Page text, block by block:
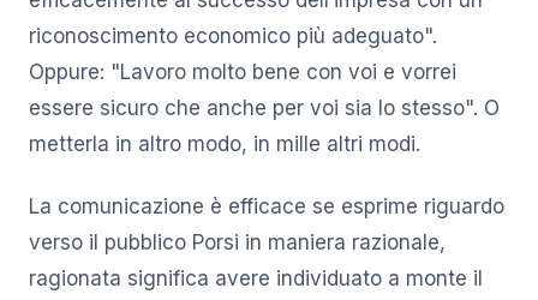
riconoscimento economico più adeguato".
Oppure: "Lavoro molto bene con voi e vorrei
essere sicuro che anche per voi sia lo stesso". O
metterla in altro modo, in mille altri modi.
La comunicazione è efficace se esprime riguardo
verso il pubblico Porsi in maniera razionale,
ragionata significa avere individuato a monte il